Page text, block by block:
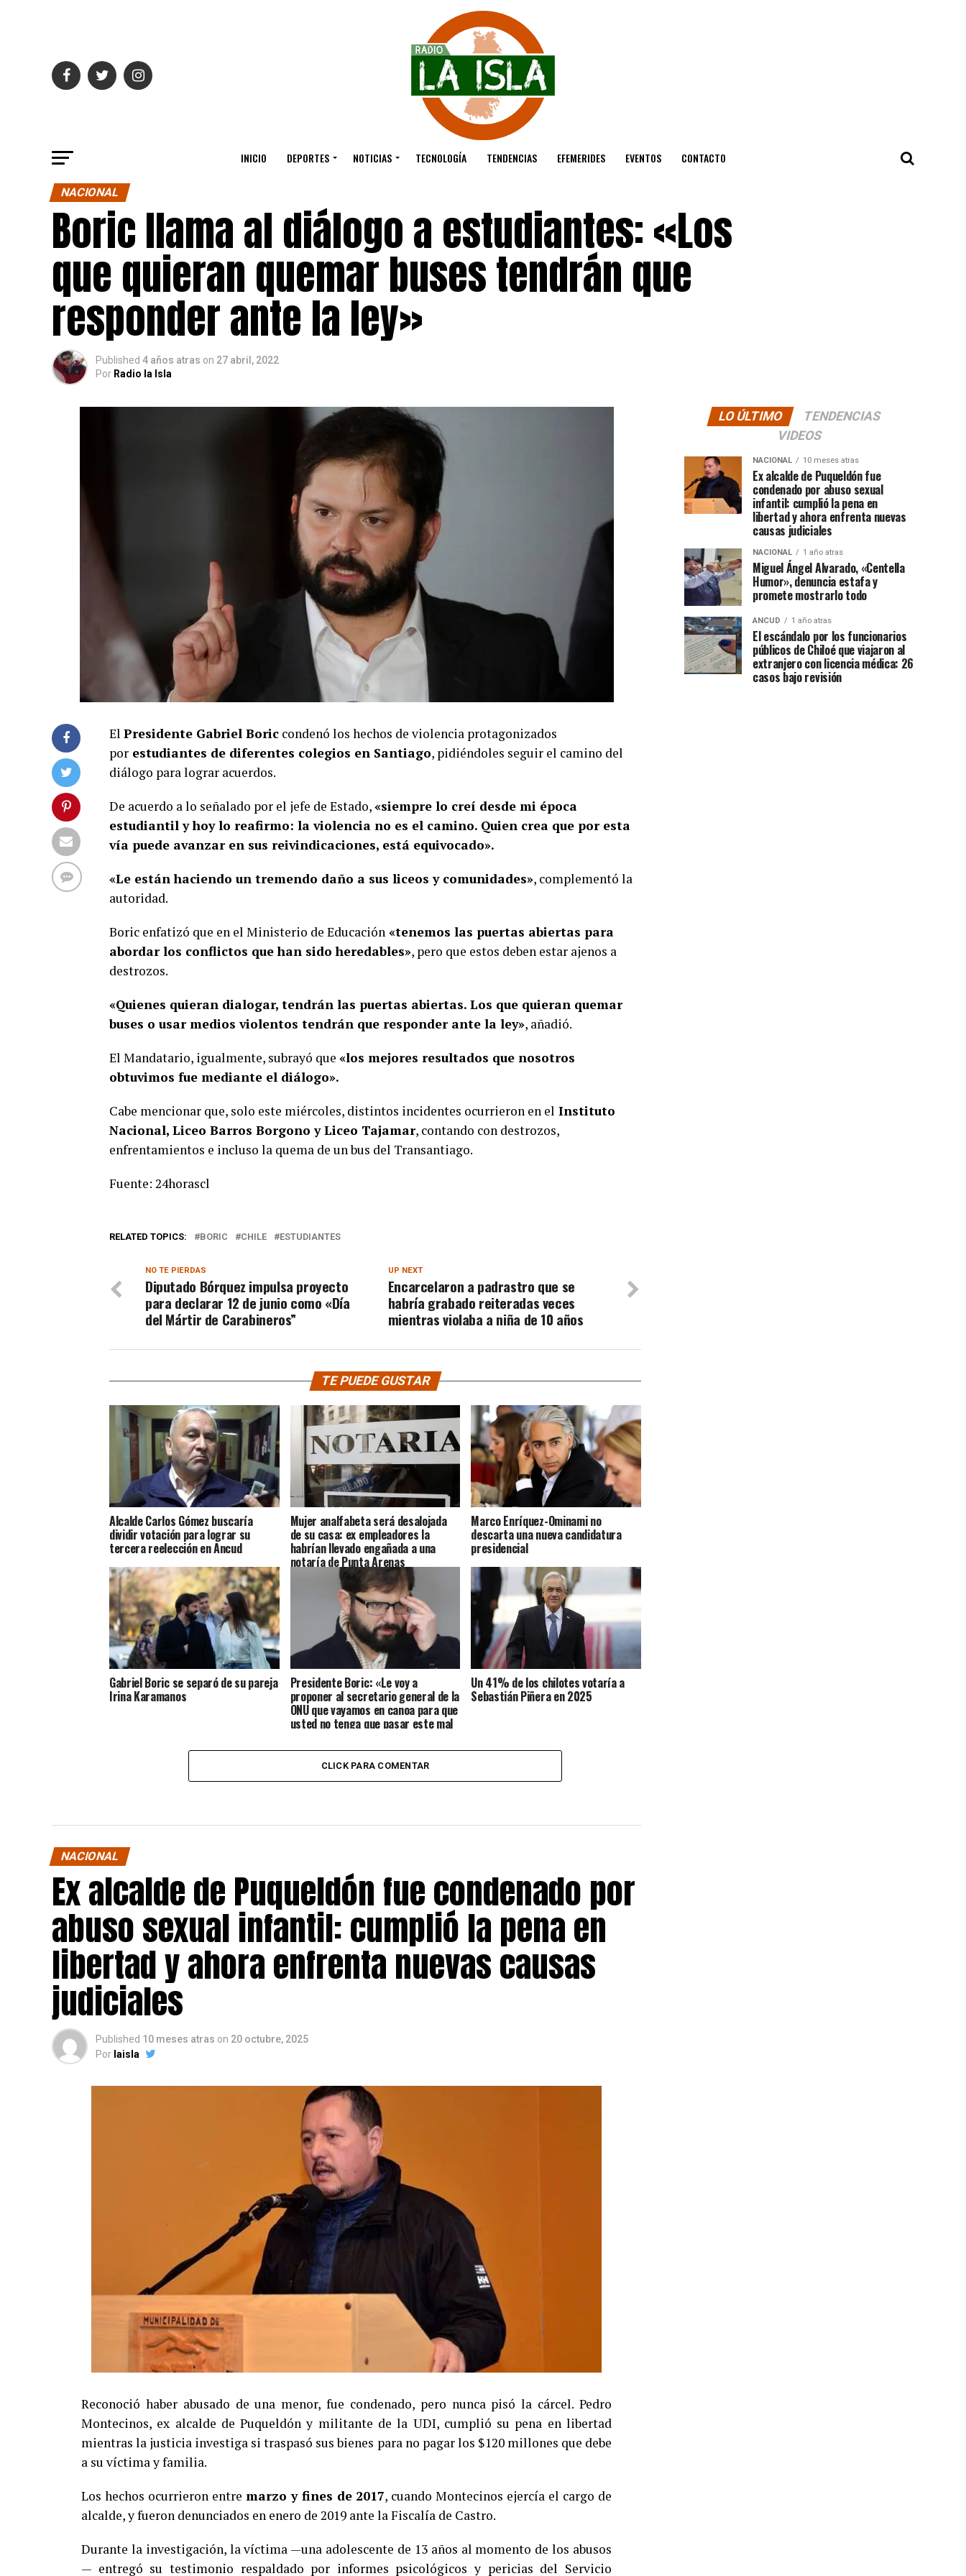
INICIO DEPORTES NOTICIAS TECNOLOGÍA TENDENCIAS EFEMERIDES EVENTOS CONTACTO
NACIONAL
Boric llama al diálogo a estudiantes: «Los
que quieran quemar buses tendrán que
responder ante la ley»
Published 4 años atras on 27 abril, 2022
Por Radio la Isla
El Presidente Gabriel Boric condenó los hechos de violencia protagonizados
por estudiantes de diferentes colegios en Santiago, pidiéndoles seguir el camino del
diálogo para lograr acuerdos.
De acuerdo a lo señalado por el jefe de Estado,«siempre lo creí desde mi época
estudiantil y hoy lo reafirmo: la violencia no es el camino. Quien crea que por esta
vía puede avanzar en sus reivindicaciones, está equivocado».
«Le están haciendo un tremendo daño a sus liceos y comunidades», complementó la
autoridad.
Boric enfatizó que en el Ministerio de Educación «tenemos las puertas abiertas para
abordar los conflictos que han sido heredables», pero que estos deben estar ajenos a
destrozos.
«Quienes quieran dialogar, tendrán las puertas abiertas. Los que quieran quemar
buses o usar medios violentos tendrán que responder ante la ley», añadió.
El Mandatario, igualmente, subrayó que «los mejores resultados que nosotros
obtuvimos fue mediante el diálogo».
Cabe mencionar que, solo este miércoles, distintos incidentes ocurrieron en el Instituto
Nacional, Liceo Barros Borgono y Liceo Tajamar, contando con destrozos,
enfrentamientos e incluso la quema de un bus del Transantiago.
Fuente: 24horascl
RELATED TOPICS: BORIC CHILE ESTUDIANTES
UP NEXT
Encarcelaron a padrastro que se
habría grabado reiteradas veces
mientras violaba a niña de 10 años
NO TE PIERDAS
Diputado Bórquez impulsa proyecto
para declarar 12 de junio como «Día
del Mártir de Carabineros”
TE PUEDE GUSTAR
Alcalde Carlos Gómez buscaría
dividir votación para lograr su
tercera reelección en Ancud
Mujer analfabeta será desalojada
de su casa: ex empleadores la
habrían llevado engañada a una
notaría de Punta Arenas
Marco Enríquez-Ominami no
descarta una nueva candidatura
presidencial
Gabriel Boric se separó de su pareja
Irina Karamanos
Presidente Boric: «Le voy a
proponer al secretario general de la
ONU que vayamos en canoa para que
usted no tenga que pasar este mal
Un 41% de los chilotes votaría a
Sebastián Piñera en 2025
CLICK PARA COMENTAR
NACIONAL
Ex alcalde de Puqueldón fue condenado por
abuso sexual infantil: cumplió la pena en
libertad y ahora enfrenta nuevas causas
judiciales
Published 10 meses atras on 20 octubre, 2025
Por laisla
Reconoció haber abusado de una menor, fue condenado, pero nunca pisó la cárcel. Pedro
Montecinos, ex alcalde de Puqueldón y militante de la UDI, cumplió su pena en libertad
mientras la justicia investiga si traspasó sus bienes para no pagar los $120 millones que debe
a su víctima y familia.
Los hechos ocurrieron entre marzo y fines de 2017, cuando Montecinos ejercía el cargo de
alcalde, y fueron denunciados en enero de 2019 ante la Fiscalía de Castro.
Durante la investigación, la víctima —una adolescente de 13 años al momento de los abusos
— entregó su testimonio respaldado por informes psicológicos y pericias del Servicio
LO ÚLTIMO
TENDENCIAS
VIDEOS
NACIONAL 10 meses atras
Ex alcalde de Puqueldón fue
condenado por abuso sexual
infantil: cumplió la pena en
libertad y ahora enfrenta nuevas
causas judiciales
NACIONAL 1 año atras
Miguel Ángel Alvarado, «Centella
Humor», denuncia estafa y
promete mostrarlo todo
ANCUD 1 año atras
El escándalo por los funcionarios
públicos de Chiloé que viajaron al
extranjero con licencia médica: 26
casos bajo revisión